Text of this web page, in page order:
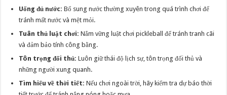
Uống đủ nước: Bổ sung nước thường xuyên trong quá trình chơi để
tránh mất nước và mệt mỏi.
Tuân thủ luật chơi: Nắm vững luật chơi pickleball để tránh tranh cãi
và đảm bảo tính công bằng.
Tôn trọng đối thủ: Luôn giữ thái độ lịch sự, tôn trọng đối thủ và
những người xung quanh.
Tìm hiểu về thời tiết: Nếu chơi ngoài trời, hãy kiểm tra dự báo thời